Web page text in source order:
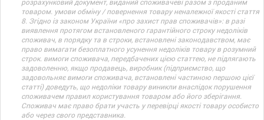
товаром. умови обміну / повернення товару неналежної якості стаття
8. Згідно із законом України «про захист прав споживачів»: в разі
виявлення протягом встановленого гарантійного строку недоліків
споживач, в порядку та в строки, встановлені законодавством, має
право вимагати безоплатного усунення недоліків товару в розумний
строк. вимоги споживача, передбачених цією статтею, не підлягають
задоволенню, якщо продавець, виробник (підприємство, що
задовольняє вимоги споживача, встановлені частиною першою цієї
статті) доведуть, що недоліки товару виникли внаслідок порушення
споживачем правил користування товаром або його зберігання.
Споживач має право брати участь у перевірці якості товару особисто
або через свого представника.